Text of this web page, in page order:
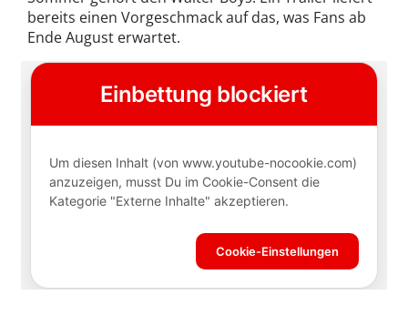
bereits einen Vorgeschmack auf das, was Fans ab
Ende August erwartet.